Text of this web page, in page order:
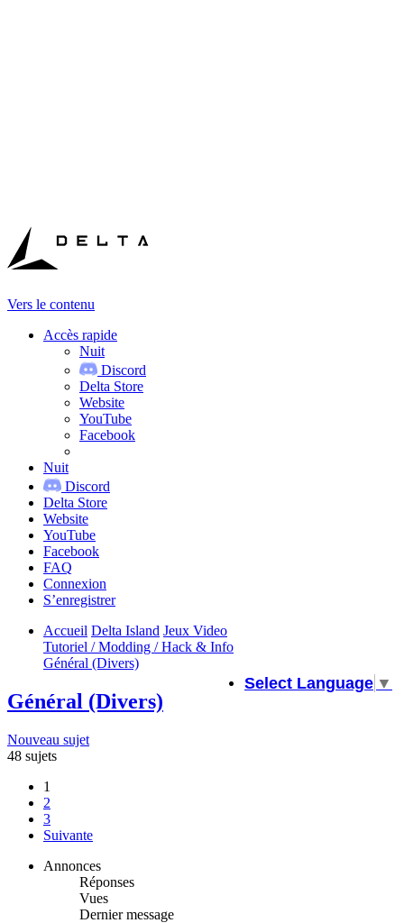
Vers le contenu
Accès rapide
Nuit
Discord
Delta Store
Website
YouTube
Facebook
Nuit
Discord
Delta Store
Website
YouTube
Facebook
FAQ
Connexion
S’enregistrer
Accueil Delta Island Jeux Video
Tutoriel / Modding / Hack & Info
Général (Divers)
Select Language ▼
Général (Divers)
Nouveau sujet
48 sujets
1
2
3
Suivante
Annonces
Réponses
Vues
Dernier message